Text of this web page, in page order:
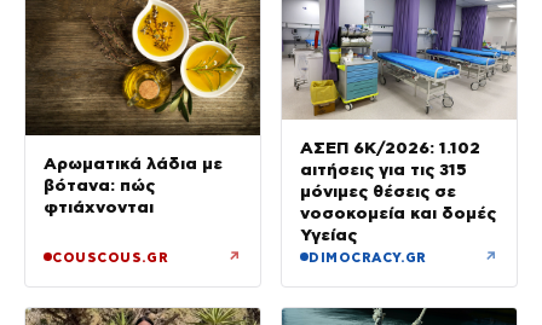
Αρωματικά λάδια με
βότανα: πώς
φτιάχνονται
COUSCOUS.GR ↗
ΑΣΕΠ 6Κ/2026: 1.102
αιτήσεις για τις 315
μόνιμες θέσεις σε
νοσοκομεία και δομές
Υγείας
DIMOCRACY.GR ↗